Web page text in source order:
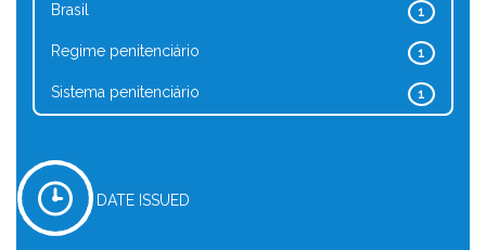
1
Brasil
1
Regime penitenciário
1
Sistema penitenciário
DATE ISSUED